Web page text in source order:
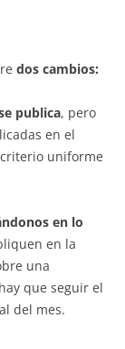
dos cambios:
publica, pero
en el
uniforme
en lo
en la
una
que seguir el
del mes.